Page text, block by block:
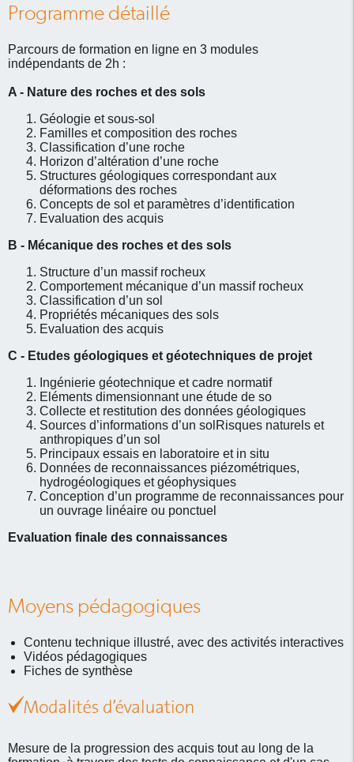
Programme détaillé
Parcours de formation en ligne en 3 modules
indépendants de 2h :
A - Nature des roches et des sols
Géologie et sous-sol
Familles et composition des roches
Classification d’une roche
Horizon d’altération d’une roche
Structures géologiques correspondant aux
déformations des roches
Concepts de sol et paramètres d’identification
Evaluation des acquis
B - Mécanique des roches et des sols
Structure d’un massif rocheux
Comportement mécanique d’un massif rocheux
Classification d’un sol
Propriétés mécaniques des sols
Evaluation des acquis
C - Etudes géologiques et géotechniques de projet
Ingénierie géotechnique et cadre normatif
Eléments dimensionnant une étude de so
Collecte et restitution des données géologiques
Sources d’informations d’un solRisques naturels et
anthropiques d’un sol
Principaux essais en laboratoire et in situ
Données de reconnaissances piézométriques,
hydrogéologiques et géophysiques
Conception d’un programme de reconnaissances pour
un ouvrage linéaire ou ponctuel
Evaluation finale des connaissances
Moyens pédagogiques
Contenu technique illustré, avec des activités interactives
Vidéos pédagogiques
Fiches de synthèse
Mesure de la progression des acquis tout au long de la